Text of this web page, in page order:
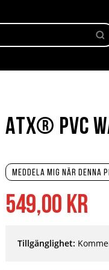
549,00 kr
Meddela mig när
Tillgänglighet:
ATX® PVC